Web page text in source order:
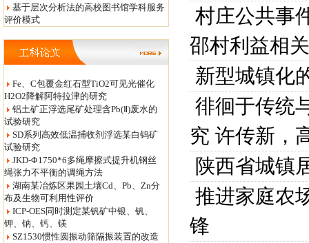
基于层次分析法的高校图书馆学科服务
评价模式
Fe、C包覆金红石型TiO2可见光催化
H2O2降解阿特拉津的研究
铝土矿正浮选尾矿处理含Pb(Ⅱ)废水的
试验研究
SD系列高效低温捕收剂浮选某白钨矿
试验研究
JKD-Φ1750*6多绳摩擦式提升机钢丝
绳张力不平衡的调绳方法
湖南某冶炼区果园土壤Cd、Pb、Zn分
布及生物可利用性评价
ICP-OES同时测定某钒矿中银、钒、
钾、钠、钙、镁
SZ1530惯性圆振动筛隔振装置的改造
村庄公共事
邵村利益相
新型城镇化
徘徊于传统
究 许传新，
陕西省城镇
推进家庭农
锋